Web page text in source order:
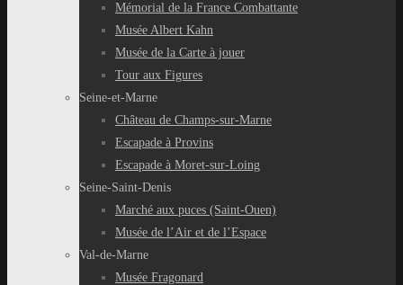
Mémorial de la France Combattante
Musée Albert Kahn
Musée de la Carte à jouer
Tour aux Figures
Seine-et-Marne
Château de Champs-sur-Marne
Escapade à Provins
Escapade à Moret-sur-Loing
Seine-Saint-Denis
Marché aux puces (Saint-Ouen)
Musée de l’Air et de l’Espace
Val-de-Marne
Musée Fragonard